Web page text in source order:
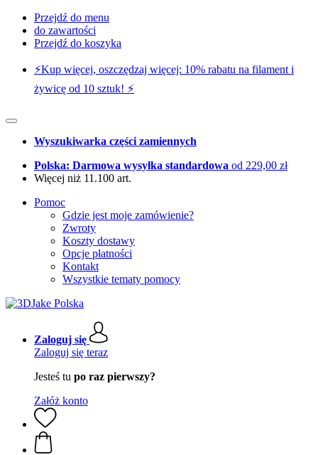
Przejdź do menu
do zawartości
Przejdź do koszyka
⚡️Kup więcej, oszczędzaj więcej: 10% rabatu na filament i
żywicę od 10 sztuk! ⚡️
Wyszukiwarka części zamiennych
Polska: Darmowa wysyłka standardowa od 229,00 zł
Więcej niż 11.100 art.
Pomoc
Gdzie jest moje zamówienie?
Zwroty
Koszty dostawy
Opcje płatności
Kontakt
Wszystkie tematy pomocy
Zaloguj się
Zaloguj się teraz
Jesteś tu po raz pierwszy?
Załóż konto